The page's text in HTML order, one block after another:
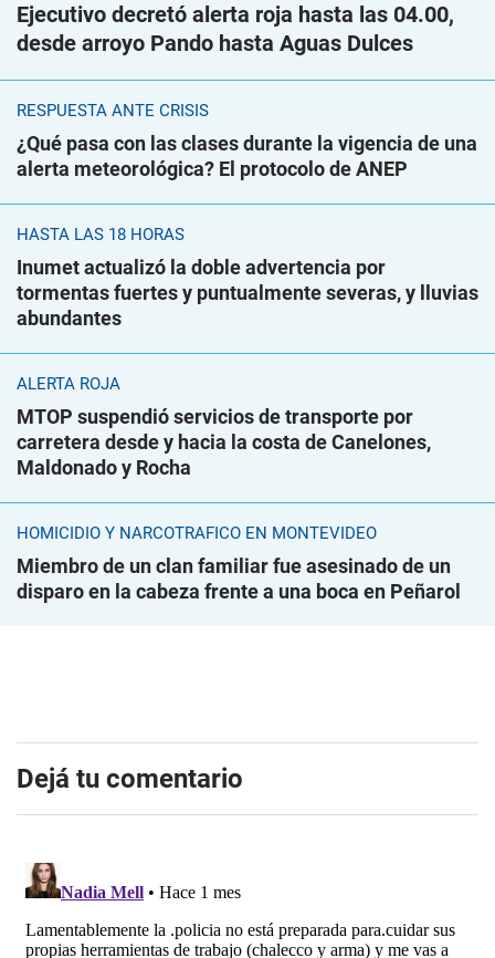
Ejecutivo decretó alerta roja hasta las 04.00,
desde arroyo Pando hasta Aguas Dulces
RESPUESTA ANTE CRISIS
¿Qué pasa con las clases durante la vigencia de una
alerta meteorológica? El protocolo de ANEP
HASTA LAS 18 HORAS
Inumet actualizó la doble advertencia por
tormentas fuertes y puntualmente severas, y lluvias
abundantes
ALERTA ROJA
MTOP suspendió servicios de transporte por
carretera desde y hacia la costa de Canelones,
Maldonado y Rocha
HOMICIDIO Y NARCOTRÁFICO EN MONTEVIDEO
Miembro de un clan familiar fue asesinado de un
disparo en la cabeza frente a una boca en Peñarol
Dejá tu comentario